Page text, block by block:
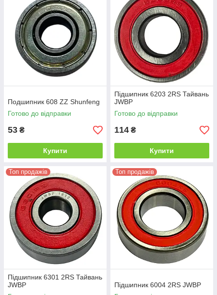
Подшипник 608 ZZ Shunfeng
Готово до відправки
53 ₴
Купити
Підшипник 6203 2RS Тайвань
JWBP
Готово до відправки
114 ₴
Купити
Топ продажів
Підшипник 6301 2RS Тайвань
JWBP
Топ продажів
Підшипник 6004 2RS JWBP